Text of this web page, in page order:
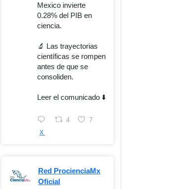
Mexico invierte
0.28% del PIB en
ciencia.
🔬 Las trayectorias
científicas se rompen
antes de que se
consoliden.
Leer el comunicado ⬇️
4 7
X
Red ProcienciaMx
Oficial